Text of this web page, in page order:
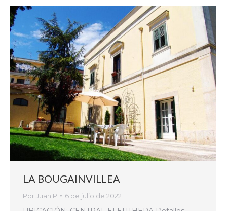
LA BOUGAINVILLEA
PorJuan P 6 de julio de 2022